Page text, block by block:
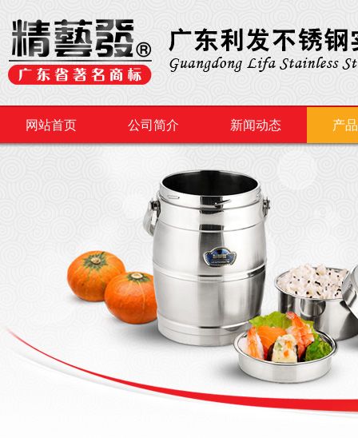
网站首页 公司简介 新闻动态 产